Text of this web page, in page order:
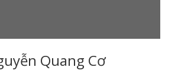
Quang Cơ